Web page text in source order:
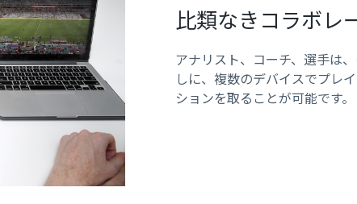
比類なきコラボレ
アナリスト、コーチ、選手は
しに、複数のデバイスでプレ
ションを取ることが可能です。